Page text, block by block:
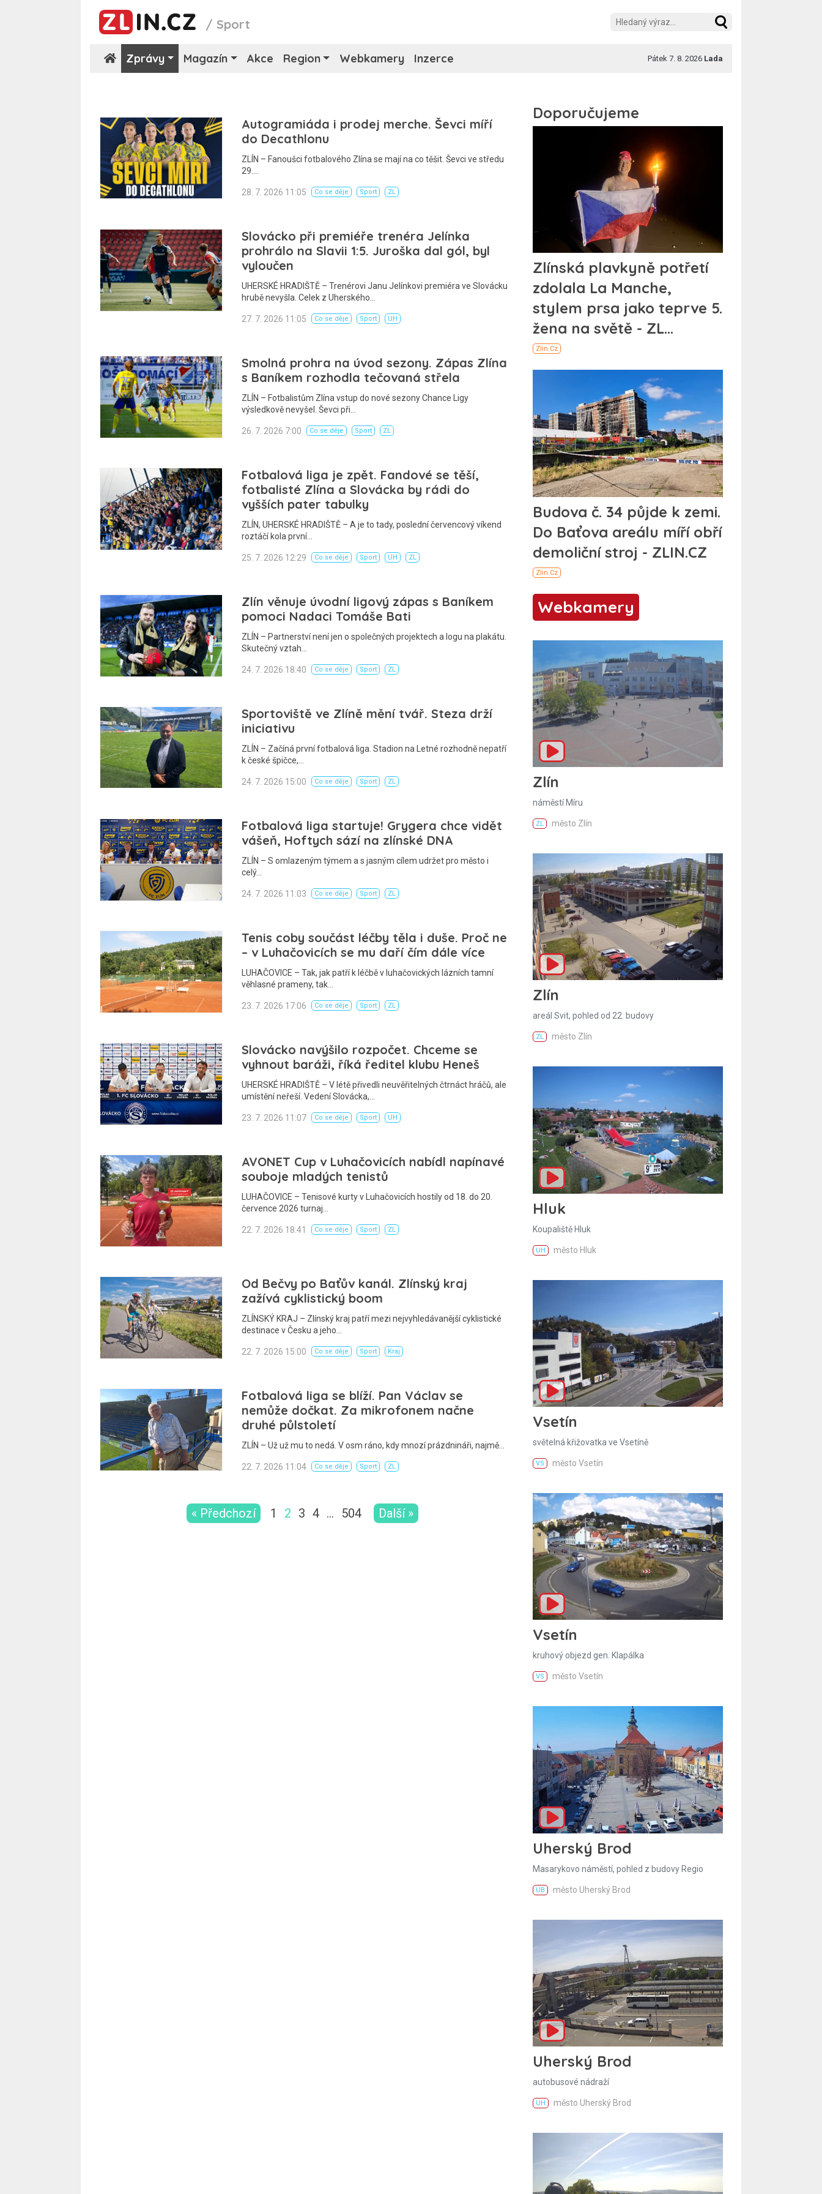
/Sport
Zprávy Magazín Akce Region Webkamery Inzerce Pátek 7. 8. 2026 Lada
Autogramiáda i prodej merche. Ševci míří
do Decathlonu
ZLÍN – Fanoušci fotbalového Zlína se mají na co těšit. Ševci ve středu
29.…
28. 7. 2026 11:05 Co se děje Sport ZL
Slovácko při premiéře trenéra Jelínka
prohrálo na Slavii 1:5. Juroška dal gól, byl
vyloučen
UHERSKÉ HRADIŠTĚ – Trenérovi Janu Jelínkovi premiéra ve Slovácku
hrubě nevyšla. Celek z Uherského…
27. 7. 2026 11:05 Co se děje Sport UH
Smolná prohra na úvod sezony. Zápas Zlína
s Baníkem rozhodla tečovaná střela
ZLÍN – Fotbalistům Zlína vstup do nové sezony Chance Ligy
výsledkově nevyšel. Ševci při…
26. 7. 2026 7:00 Co se děje Sport ZL
Fotbalová liga je zpět. Fandové se těší,
fotbalisté Zlína a Slovácka by rádi do
vyšších pater tabulky
ZLÍN, UHERSKÉ HRADIŠTĚ – A je to tady, poslední červencový víkend
roztáčí kola první…
25. 7. 2026 12:29 Co se děje Sport UH ZL
Zlín věnuje úvodní ligový zápas s Baníkem
pomoci Nadaci Tomáše Bati
ZLÍN – Partnerství není jen o společných projektech a logu na plakátu.
Skutečný vztah…
24. 7. 2026 18:40 Co se děje Sport ZL
Sportoviště ve Zlíně mění tvář. Steza drží
iniciativu
ZLÍN – Začíná první fotbalová liga. Stadion na Letné rozhodně nepatří
k české špičce,…
24. 7. 2026 15:00 Co se děje Sport ZL
Fotbalová liga startuje! Grygera chce vidět
vášeň, Hoftych sází na zlínské DNA
ZLÍN – S omlazeným týmem a s jasným cílem udržet pro město i
celý…
24. 7. 2026 11:03 Co se děje Sport ZL
Tenis coby součást léčby těla i duše. Proč ne
– v Luhačovicích se mu daří čím dále více
LUHAČOVICE – Tak, jak patří k léčbě v luhačovických lázních tamní
věhlasné prameny, tak…
23. 7. 2026 17:06 Co se děje Sport ZL
Slovácko navýšilo rozpočet. Chceme se
vyhnout baráži, říká ředitel klubu Heneš
UHERSKÉ HRADIŠTĚ – V létě přivedli neuvěřitelných čtrnáct hráčů, ale
umístění neřeší. Vedení Slovácka,…
23. 7. 2026 11:07 Co se děje Sport UH
AVONET Cup v Luhačovicích nabídl napínavé
souboje mladých tenistů
LUHAČOVICE – Tenisové kurty v Luhačovicích hostily od 18. do 20.
července 2026 turnaj…
22. 7. 2026 18:41 Co se děje Sport ZL
Od Bečvy po Baťův kanál. Zlínský kraj
zažívá cyklistický boom
ZLÍNSKÝ KRAJ – Zlínský kraj patří mezi nejvyhledávanější cyklistické
destinace v Česku a jeho…
22. 7. 2026 15:00 Co se děje Sport Kraj
Fotbalová liga se blíží. Pan Václav se
nemůže dočkat. Za mikrofonem načne
druhé půlstoletí
ZLÍN – Už už mu to nedá. V osm ráno, kdy mnozí prázdnináři, najmě…
22. 7. 2026 11:04 Co se děje Sport ZL
« Předchozí 1 2 3 4 … 504 Další »
Webkamery
Zlín
náměstí Míru
ZL město Zlín
Zlín
areál Svit, pohled od 22. budovy
ZL město Zlín
Hluk
Koupaliště Hluk
UH město Hluk
Vsetín
světelná křižovatka ve Vsetíně
VS město Vsetín
Vsetín
kruhový objezd gen. Klapálka
VS město Vsetín
Uherský Brod
Masarykovo náměstí, pohled z budovy Regio
UB město Uherský Brod
Uherský Brod
autobusové nádraží
UH město Uherský Brod